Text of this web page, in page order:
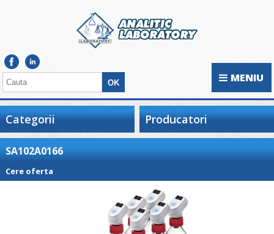
MENIU
Categorii Producatori
SA102A0166
Cere oferta